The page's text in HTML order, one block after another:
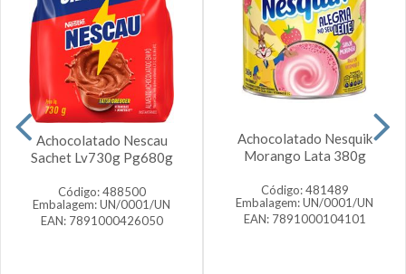
Achocolatado Nescau
Sachet Lv730g Pg680g
Código: 488500
Embalagem: UN/0001/UN
EAN: 7891000426050
Achocolatado Nesquik
Morango Lata 380g
Código: 481489
Embalagem: UN/0001/UN
EAN: 7891000104101